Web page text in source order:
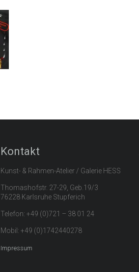
Kontakt
Kunst- & Rahmen-Atelier / Galerie HESS
Thomashofstr. 27-29, Geb.19/3
76228 Karlsruhe Stupferich
Telefon: +49 (0)721 – 38 01 24
Mobil: +49 (0)1742440278
Impressum